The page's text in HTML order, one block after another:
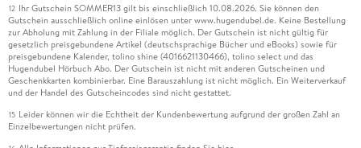
12 Ihr Gutschein SOMMER13 gilt bis einschließlich 10.08.2026. Sie können den
Gutschein ausschließlich online einlösen unter www.hugendubel.de. Keine Bestellung
zur Abholung mit Zahlung in der Filiale möglich. Der Gutschein ist nicht gültig für
gesetzlich preisgebundene Artikel (deutschsprachige Bücher und eBooks) sowie für
preisgebundene Kalender, tolino shine (4016621130466), tolino select und das
Hugendubel Hörbuch Abo. Der Gutschein ist nicht mit anderen Gutscheinen und
Geschenkkarten kombinierbar. Eine Barauszahlung ist nicht möglich. Ein Weiterverkauf
und der Handel des Gutscheincodes sind nicht gestattet.
15 Leider können wir die Echtheit der Kundenbewertung aufgrund der großen Zahl an
Einzelbewertungen nicht prüfen.